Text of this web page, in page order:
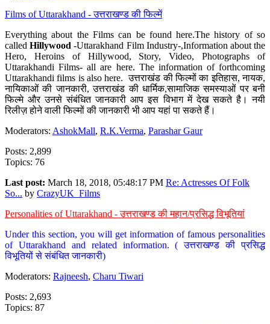
Films of Uttarakhand - उत्तराखण्ड की फिल्में
Everything about the Films can be found here.The history of so
calledHillywood-Uttarakhand Film Industry-,Information about the
Hero, Heroins of Hillywood, Story, Video, Photographs of
Uttarakhandi Films- all are here. The information of forthcoming
Uttarakhandi films is also here. उत्तराखंड की फिल्मों का इतिहास, नायक,
नायिकाओं की जानकारी, उत्तराखंड की धार्मिक,सामाजिक समस्याओं पर बनी
फिल्मे और उनसे संबंधित जानकारी आप इस विभाग में देख सकते है। नयी
रिलीज़ होने वाली फिल्मों की जानकारी भी आप यहां पा सकते हैं।
Moderators: AshokMall, R.K.Verma, Parashar Gaur
Posts: 2,899
Topics: 76
Last post: March 18, 2018, 05:48:17 PM Re: Actresses Of Folk
So... by CrazyUK_Films
Personalities of Uttarakhand - उत्तराखण्ड की महान/प्रसिद्ध विभूतियां
Under this section, you will get information of famous personalities
of Uttarakhand and related information. ( उत्तराखण्ड की प्रसिद्ध
विभूतियों से संबंधित जानकारी)
Moderators: Rajneesh, Charu Tiwari
Posts: 2,693
Topics: 87